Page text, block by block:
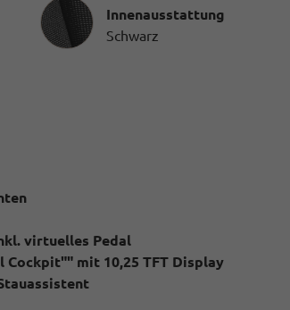
InnenausstattungInnenausstattung
Schwarz
virtuelles Pedal
mit 10,25 TFT Display